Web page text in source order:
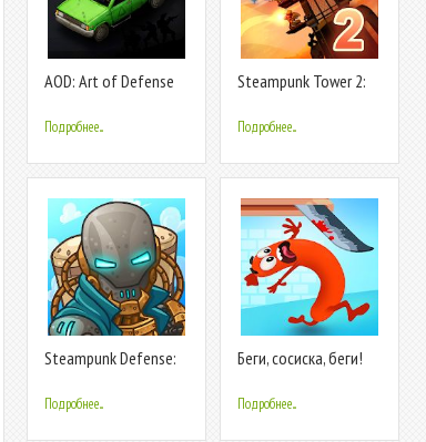
AOD: Art of Defense
Game
Подробнее...
Steampunk Tower 2:
Defense Strategy
Подробнее...
Steampunk Defense:
Подробнее...
Беги, сосиска, беги!
Подробнее...